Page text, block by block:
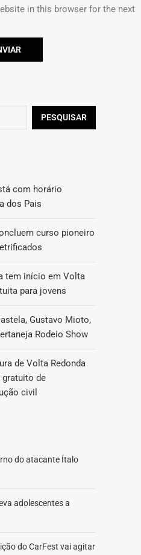
in this browser for the next
PESQUISAR
com horário
dos Pais
curso pioneiro
tem início em Volta
para jovens
Gustavo Mioto,
Rodeio Show
de Volta Redonda
de
civil
do atacante Ítalo
adolescentes a
do CarFest vai agitar